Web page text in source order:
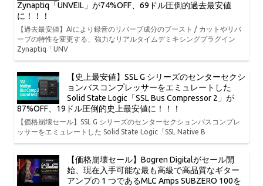
Zynaptiq「UNVEIL」が74%OFF、69ドル圧倒的過去最安値
に！！！
【過去最安値】AIにより録音のリバーブ成分のブースト / カットやリバ
ーブの特性を変更する、強力なリアルタイムデミキシングプラグイン
Zynaptiq「UNV
【史上最安値】SSL G シリーズのセンターセクシ
ョンバスコンプレッサーをエミュレートした
Solid State Logic「SSL Bus Compressor 2」が
87%OFF、19ドル圧倒的史上最安値に！！！
【価格崩壊セール】SSL G シリーズのセンターセクションバスコンプレ
ッサーをエミュレートした Solid State Logic「SSL Native B
【価格崩壊セール】Bogren Digitalがセール開
始、現在入手可能な最も高級で高品質なギター
アンプの 1 つであるMLC Amps SUBZERO 100を